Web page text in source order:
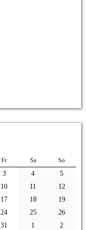
Fr Sa So
3 4
5
10 11
12
17 18
19
24 25
26
31 1 2